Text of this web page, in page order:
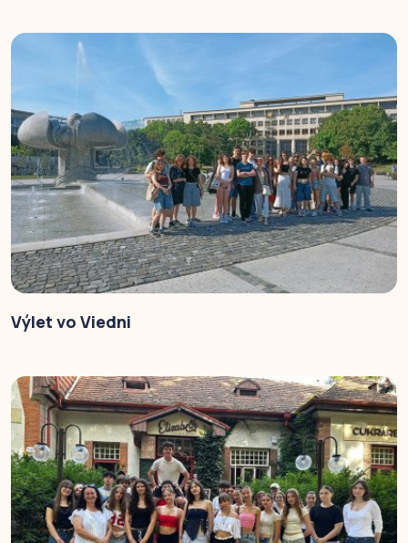
Výlet vo Viedni